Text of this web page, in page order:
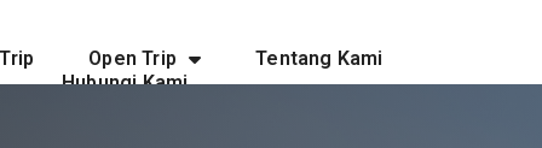
Open Trip
Tentang Kami
Hubungi Kami